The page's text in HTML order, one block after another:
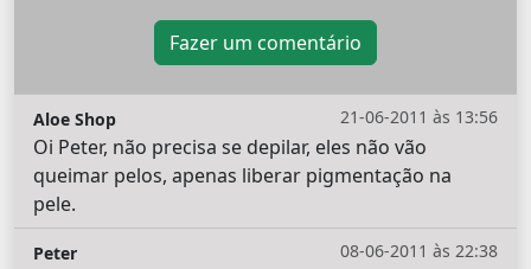
Fazer um comentário
21-06-2011 às 13:56
Aloe Shop
Oi Peter, não precisa se depilar, eles não vão
queimar pelos, apenas liberar pigmentação na
pele.
08-06-2011 às 22:38
Peter